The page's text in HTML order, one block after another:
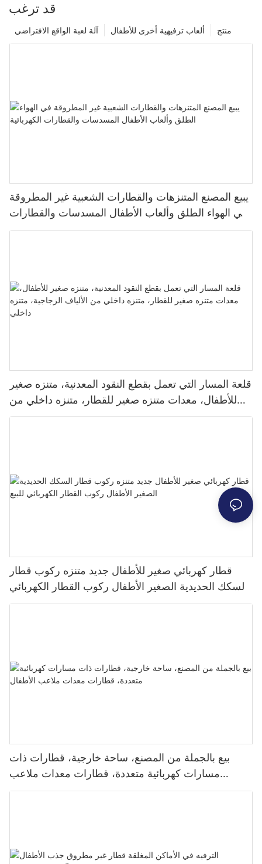
قد ترغب
منتج ألعاب ترفيهية أخرى للأطفال آلة لعبة الواقع الافتراضي
يبيع المصنع المتنزهات والقطارات الشعبية غير المطروقة
في الهواء الطلق وألعاب الأطفال المسدسات والقطارات
الكهربائية
قلعة المسار التي تعمل بقطع النقود المعدنية، متنزه صغير
للأطفال، معدات متنزه صغير للقطار، متنزه داخلي من
الألياف الزجاجية، متنزه داخلي
قطار كهربائي صغير للأطفال جديد متنزه ركوب قطار
السكك الحديدية الصغير الأطفال ركوب القطار الكهربائي
للبيع
بيع بالجملة من المصنع، ساحة خارجية، قطارات ذات
مسارات كهربائية متعددة، قطارات معدات ملاعب
الأطفال